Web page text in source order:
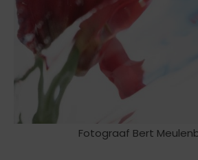
Fotograaf Bert